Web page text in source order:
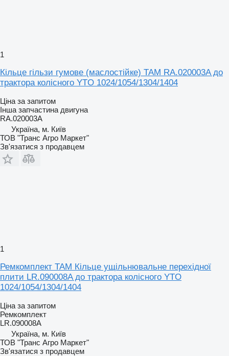
1
Кільце гільзи гумове (маслостійке) TAM RA.020003A до
трактора колісного YTO 1024/1054/1304/1404
Ціна за запитом
Інша запчастина двигуна
RA.020003A
Україна, м. Київ
ТОВ "Транс Агро Маркет"
Зв'язатися з продавцем
1
Ремкомплект TAM Кільце ущільнювальне перехідної
плити LR.090008A до трактора колісного YTO
1024/1054/1304/1404
Ціна за запитом
Ремкомплект
LR.090008A
Україна, м. Київ
ТОВ "Транс Агро Маркет"
Зв'язатися з продавцем